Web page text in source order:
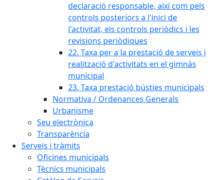
declaració responsable, així com pels
controls posteriors a l'inici de
l'activitat, els controls periòdics i les
revisions periòdiques
22. Taxa per a la prestació de serveis i
realització d'activitats en el gimnàs
municipal
23. Taxa prestació bústies municipals
Normativa / Ordenances Generals
Urbanisme
Seu electrònica
Transparència
Serveis i tràmits
Oficines municipals
Tècnics municipals